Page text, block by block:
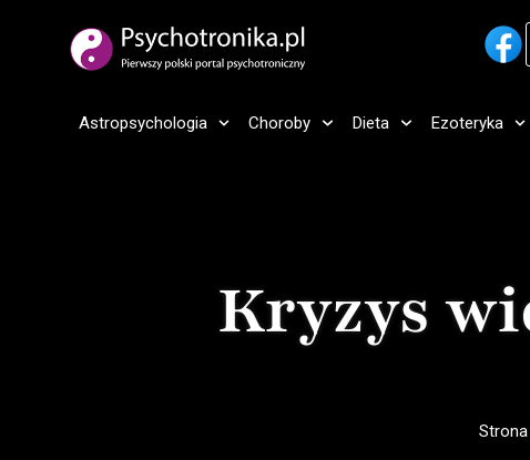
Astropsychologia Choroby Dieta Ezoteryka
Kryzys
Strona